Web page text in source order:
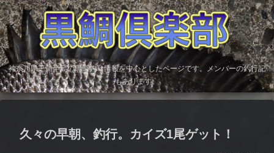
神奈川県三浦半島の黒鯛釣り情報を中心としたページです。メンバーの釣行記
もあります。
久々の早朝、釣行。カイズ1尾ゲット！